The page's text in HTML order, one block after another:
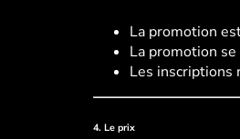
La promotion
La promotion
Les inscriptions
4. Le prix